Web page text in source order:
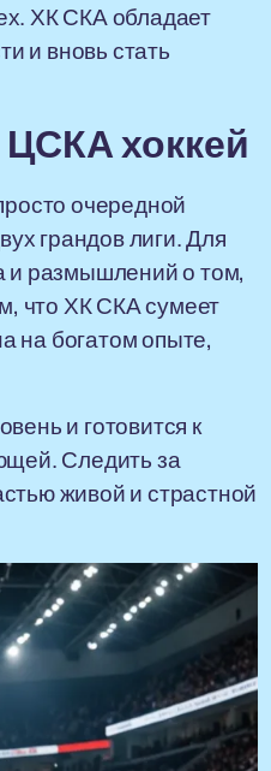
ХК СКА обладает
и вновь стать
хоккей
очередной
грандов лиги. Для
и размышлений о том,
что ХК СКА сумеет
на богатом опыте,
и готовится к
Следить за
живой и страстной